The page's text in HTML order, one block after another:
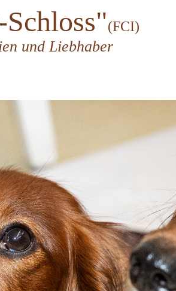
(FCI)
und Liebhaber